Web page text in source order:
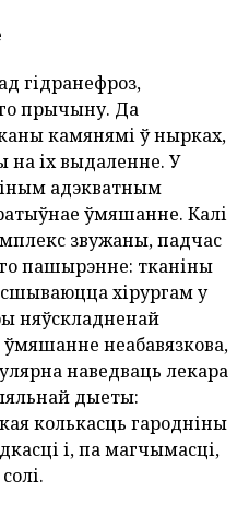
гідранефроз,
прычыну. Да
камянямі ў нырках,
на іх выдаленне. У
адэкватным
ўмяшанне. Калі
звужаны, падчас
пашырэнне: тканіны
хірургам у
няўскладненай
ўмяшанне неабавязкова,
наведваць лекара
дыеты:
колькасць гародніны
і, па магчымасці,